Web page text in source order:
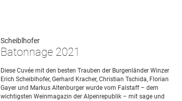
Scheiblhofer
Batonnage 2021
Diese Cuvée mit den besten Trauben der Burgenländer Winzer
Erich Scheiblhofer, Gerhard Kracher, Christian Tschida, Florian
Gayer und Markus Altenburger wurde vom Falstaff – dem
wichtigsten Weinmagazin der Alpenrepublik – mit sage und